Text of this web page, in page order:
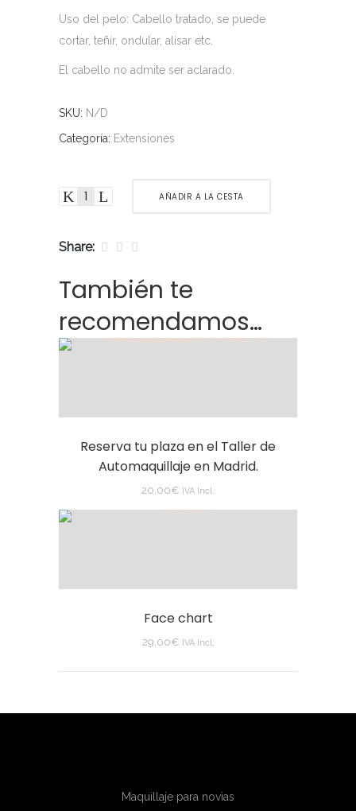
Uso del pelo: Cabello tratado, se puede
cortar, teñir, ondular, alisar etc.
El cabello no admite ser aclarado.
SKU: N/D
Categoría: Extensiones
AÑADIR A LA CESTA
Share:
También te
recomendamos…
Reserva tu plaza en el Taller de
Automaquillaje en Madrid.
20,00€ IVA Incl.
Face chart
29,00€ IVA Incl.
Maquillaje para novias